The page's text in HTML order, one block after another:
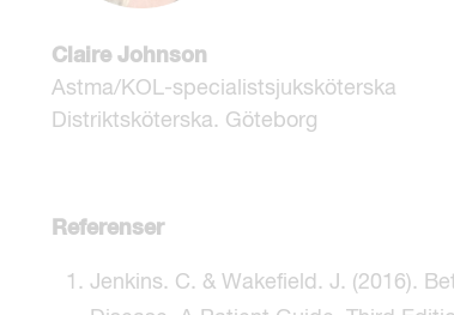
Claire Johnson
Astma/KOL-specialistsjuksköterska
Distriktsköterska. Göteborg
Referenser
Jenkins. C. & Wakefield. J. (2016).